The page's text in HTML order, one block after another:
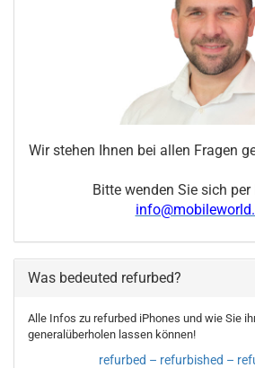
Wir stehen Ihnen bei allen Fragen
Bitte wenden Sie sich per
Was bedeuted refurbed?
Alle Infos zu refurbed iPhones und wie Sie
generalüberholen lassen können!
refurbed – refurbished –